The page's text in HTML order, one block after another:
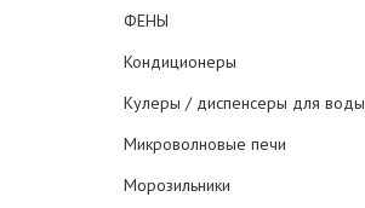
ФЕНЫ
Кондиционеры
Кулеры / диспенсеры для воды
Микроволновые печи
Морозильники